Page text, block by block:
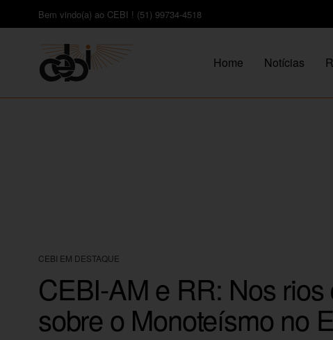
Bem vindo(a) ao CEBI ! (51) 99734-4518
Home Notícias
CEBI EM DESTAQUE
CEBI-AM e RR: Nos
sobre o Monoteísmo no